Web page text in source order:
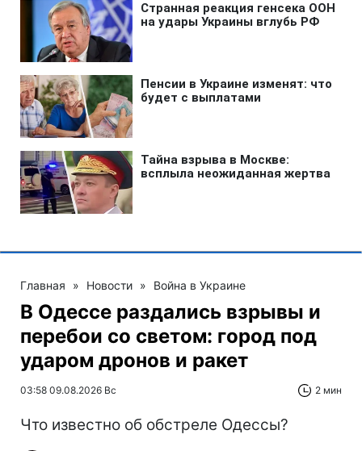
Главная » Новости » Война в Украине
В Одессе раздались взрывы и
перебои со светом: город под
ударом дронов и ракет
03:58 09.08.2026 Вс 2 мин
Что известно об обстреле Одессы?